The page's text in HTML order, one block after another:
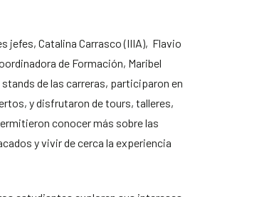
jefes, Catalina Carrasco (IIIA), Flavio
de Formación, Maribel
de las carreras, participaron en
y disfrutaron de tours, talleres,
conocer más sobre las
y vivir de cerca la experiencia